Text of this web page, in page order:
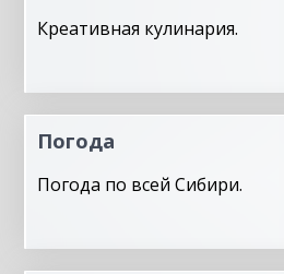
Креативная кулинария.
Погода
Погода по всей Сибири.